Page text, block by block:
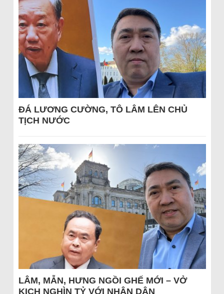
ĐÁ LƯƠNG CƯỜNG, TÔ LÂM LÊN CHỦ
TỊCH NƯỚC
LÂM, MẪN, HƯNG NGỒI GHẾ MỚI – VỞ
KỊCH NGHÌN TỶ VỚI NHÂN DÂN